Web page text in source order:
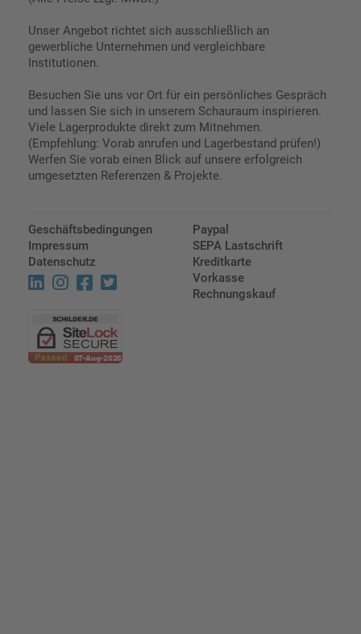
Unser Angebot richtet sich ausschließlich an
gewerbliche Unternehmen und vergleichbare
Institutionen.
Besuchen Sie uns vor Ort für ein persönliches Gespräch
und lassen Sie sich in unserem Schauraum inspirieren.
Viele Lagerprodukte direkt zum Mitnehmen.
(Empfehlung: Vorab anrufen und Lagerbestand prüfen!)
Werfen Sie vorab einen Blick auf unsere erfolgreich
umgesetzten Referenzen & Projekte.
Geschäftsbedingungen
Impressum
Datenschutz
Paypal
SEPA Lastschrift
Kreditkarte
Vorkasse
Rechnungskauf